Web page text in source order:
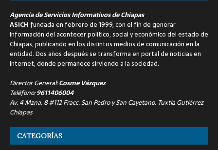
Agencia de Servicios Informativos de Chiapas
ASICH fundada en febrero de 1999, con el fin de generar
información del acontecer político, social y económico del estado de
Chiapas, publicando en los distintos medios de comunicación en la
entidad. Dos años después se transforma en portal de noticias en
internet, donde permanece sirviendo a la sociedad.
Director General:Cosme Vázquez
Teléfono:9611406004
Av. 4 Mzna. 8 #112 Fracc. San Pedro y San Cayetano, Tuxtla Gutiérrez
Chiapas
CATEGORÍAS